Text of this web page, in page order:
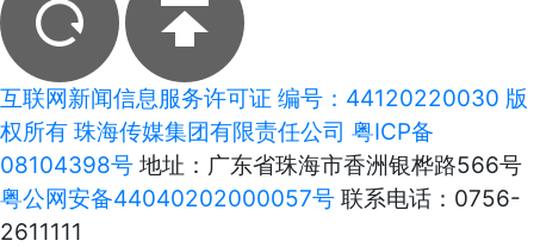
互联网新闻信息服务许可证 编号：44120220030 版
权所有 珠海传媒集团有限责任公司 粤ICP备
08104398号 地址：广东省珠海市香洲银桦路566号
粤公网安备44040202000057号 联系电话：0756-
2611111